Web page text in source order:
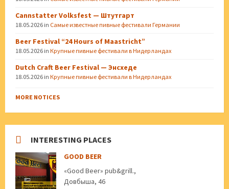
Cannstatter Volksfest — Штутгарт
18.05.2026 in Самые известные пивные фестивали Германии
Beer Festival “24 Hours of Maastricht”
18.05.2026 in Крупные пивные фестивали в Нидерландах
Dutch Craft Beer Festival — Энсхеде
18.05.2026 in Крупные пивные фестивали в Нидерландах
MORE NOTICES
INTERESTING PLACES
GOOD BEER
«Good Beer» pub&grill.,
Довбыша, 46